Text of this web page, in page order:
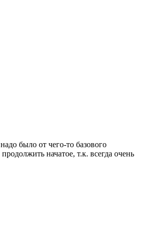
было от чего-то базового
начатое, т.к. всегда очень